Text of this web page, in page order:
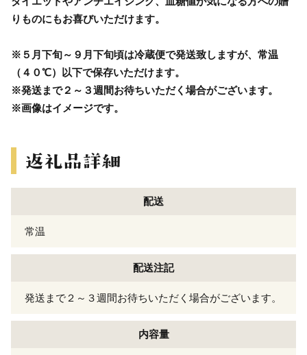
りものにもお喜びいただけます。
※５月下旬～９月下旬頃は冷蔵便で発送致しますが、常温
（４０℃）以下で保存いただけます。
※発送まで２～３週間お待ちいただく場合がございます。
※画像はイメージです。
配送
常温
配送注記
発送まで２～３週間お待ちいただく場合がございます。
内容量